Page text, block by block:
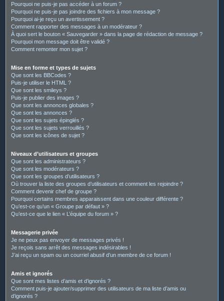
Pourquoi ne puis-je pas accéder à un forum ?
Pourquoi ne puis-je pas joindre des fichiers à mon message ?
Pourquoi ai-je reçu un avertissement ?
Comment rapporter des messages à un modérateur ?
À quoi sert le bouton « Sauvegarder » dans la page de rédaction de message ?
Pourquoi mon message doit être validé ?
Comment remonter mon sujet ?
Mise en forme et types de sujets
Que sont les BBCodes ?
Puis-je utiliser le HTML ?
Que sont les smileys ?
Puis-je publier des images ?
Que sont les annonces globales ?
Que sont les annonces ?
Que sont les sujets épinglés ?
Que sont les sujets verrouillés ?
Que sont les icônes de sujet ?
Niveaux d’utilisateurs et groupes
Que sont les administrateurs ?
Que sont les modérateurs ?
Que sont les groupes d’utilisateurs ?
Où trouver la liste des groupes d’utilisateurs et comment les rejoindre ?
Comment devenir chef de groupe ?
Pourquoi certains membres apparaissent dans une couleur différente ?
Qu’est-ce qu’un « Groupe par défaut » ?
Qu’est-ce que le lien « L’équipe du forum » ?
Messagerie privée
Je ne peux pas envoyer de messages privés !
Je reçois sans arrêt des messages indésirables !
J’ai reçu un spam ou un courriel abusif d’un membre de ce forum !
Amis et ignorés
Que sont mes listes d’amis et d’ignorés ?
Comment puis-je ajouter/supprimer des utilisateurs de ma liste d’amis ou
d’ignorés ?